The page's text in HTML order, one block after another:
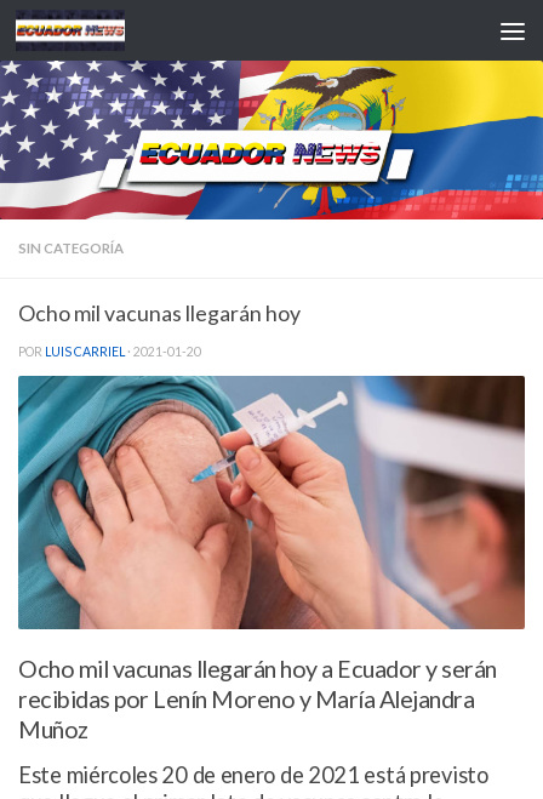
Saltar al contenido
SIN CATEGORÍA
Ocho mil vacunas llegarán hoy
POR LUIS CARRIEL · 2021-01-20
Ocho mil vacunas llegarán hoy a Ecuador y serán
recibidas por Lenín Moreno y María Alejandra
Muñoz
Este miércoles 20 de enero de 2021 está previsto